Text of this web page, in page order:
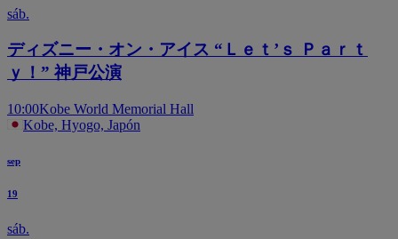
sáb.
ディズニー・オン・アイス “Ｌｅｔ’ｓ Ｐａｒｔ
ｙ！” 神戸公演
10:00Kobe World Memorial Hall
Kobe, Hyogo, Japón
sep
19
sáb.